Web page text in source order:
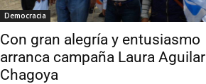
Democracia
Con gran alegría y entusiasmo
arranca campaña Laura Aguilar
Chagoya